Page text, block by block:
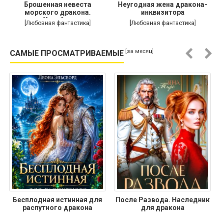
Брошенная невеста
морского дракона.
Хозяйка
[Любовная фантастика]
Неугодная жена дракона-
инквизитора
[Любовная фантастика]
САМЫЕ ПРОСМАТРИВАЕМЫЕ [за месяц]
Бесплодная истинная для
распутного дракона
После Развода. Наследник
для дракона